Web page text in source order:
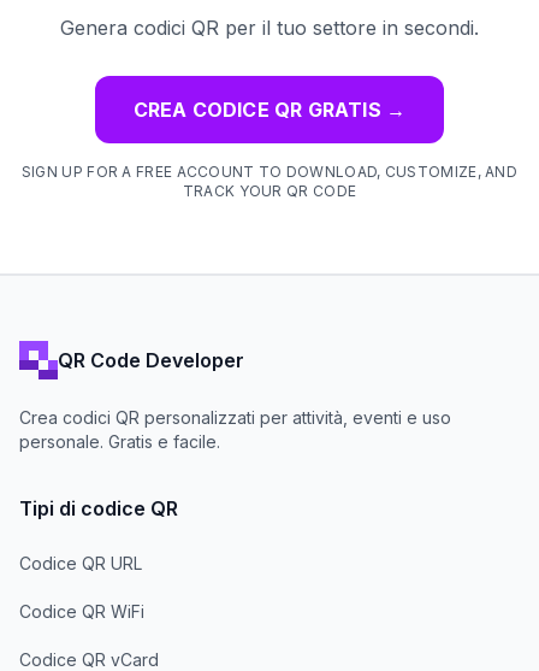
Genera codici QR per il tuo settore in secondi.
CREA CODICE QR GRATIS →
SIGN UP FOR A FREE ACCOUNT TO DOWNLOAD, CUSTOMIZE, AND
TRACK YOUR QR CODE
QR Code Developer
Crea codici QR personalizzati per attività, eventi e uso
personale. Gratis e facile.
Tipi di codice QR
Codice QR URL
Codice QR WiFi
Codice QR vCard